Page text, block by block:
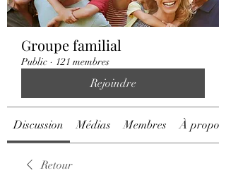
Groupe familial
Public · 121 membres
Rejoindre
Discussion Médias Membres À propos
Retour